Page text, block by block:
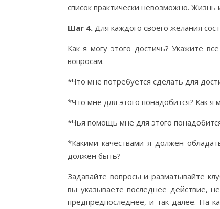
список практически невозможно.
Шаг 4. Для каждого своего желания
Как я могу этого достичь? Укажите
вопросам.
*Что мне потребуется сделать для
*Что мне для этого понадобится? Как я
*Чья помощь мне для этого
*Какими качествами я должен
должен быть?
Задавайте вопросы и разматывайте
вы указываете последнее действие,
предпредпоследнее, и так далее. На